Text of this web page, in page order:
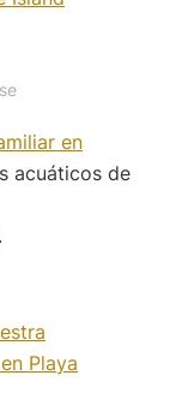
en
acuáticos de
.
Playa